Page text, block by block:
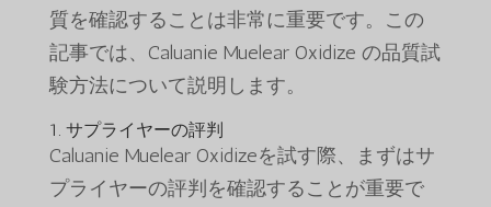
質を確認することは非常に重要です。この
記事では、Caluanie Muelear Oxidize の品質試
験方法について説明します。
1. サプライヤーの評判
Caluanie Muelear Oxidizeを試す際、まずはサ
プライヤーの評判を確認することが重要で